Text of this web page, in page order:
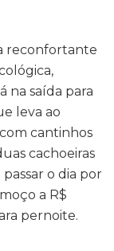
reconfortante
na saída para
leva ao
cantinhos
cachoeiras
passar o dia por
a R$
pernoite.